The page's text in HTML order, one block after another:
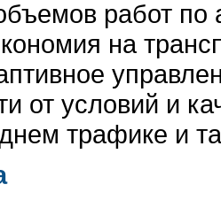
работ
на
от условий и
трафике и